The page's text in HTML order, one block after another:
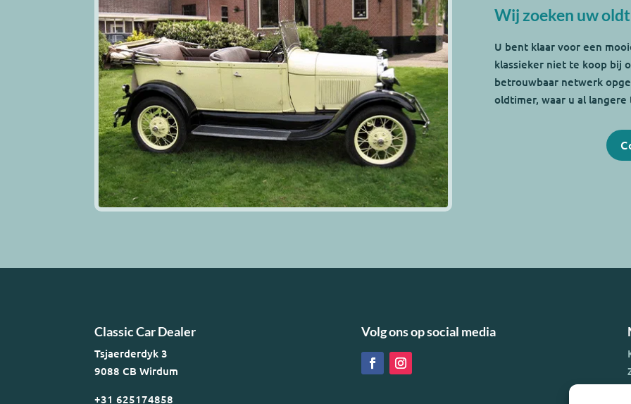
Wij zoeken uw
U bent klaar voor een
klassieker niet te koop bij
betrouwbaar netwerk
oldtimer, waar u al
Classic Car Dealer
Tsjaerderdyk 3
9088 CB Wirdum
+31 625174858
Volg ons op social media